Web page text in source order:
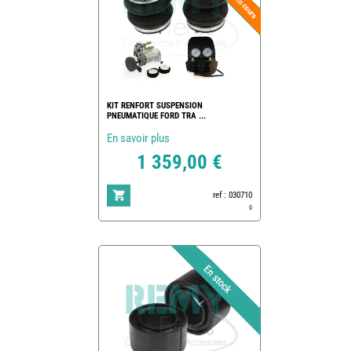
KIT RENFORT SUSPENSION
PNEUMATIQUE FORD TRA ...
En savoir plus
1 359,00 €
ref : 030710
0